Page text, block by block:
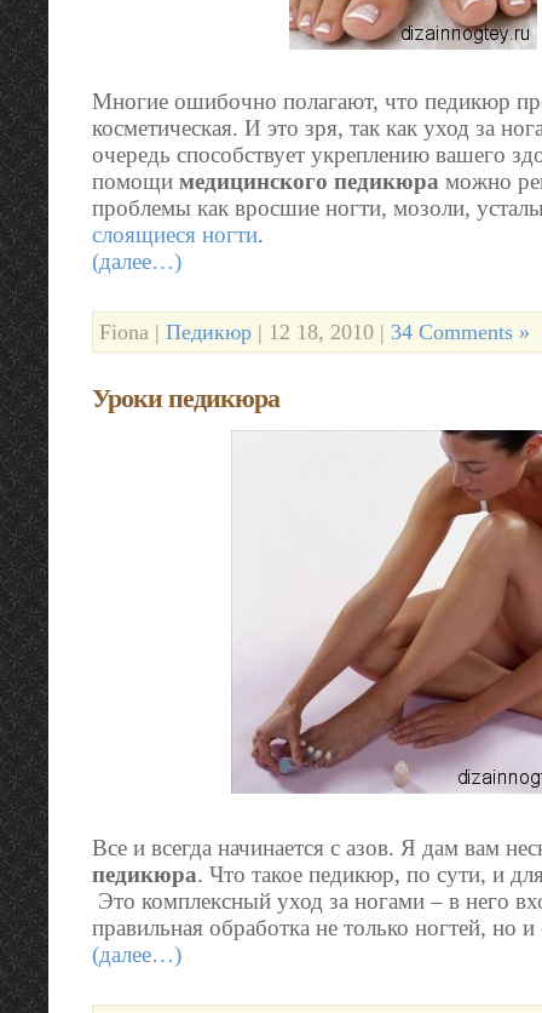
Многие ошибочно полагают, что педикюр
косметическая. И это зря, так как уход за
очередь способствует укреплению вашего
помощи медицинского педикюра можно
проблемы как вросшие ногти, мозоли,
слоящиеся ногти.
(далее…)
Fiona | Педикюр | 12 18, 2010 | 34 Comments »
Уроки педикюра
Все и всегда начинается с азов. Я дам вам
педикюра. Что такое педикюр, по сути, и
Это комплексный уход за ногами – в него
правильная обработка не только ногтей, но и
(далее…)